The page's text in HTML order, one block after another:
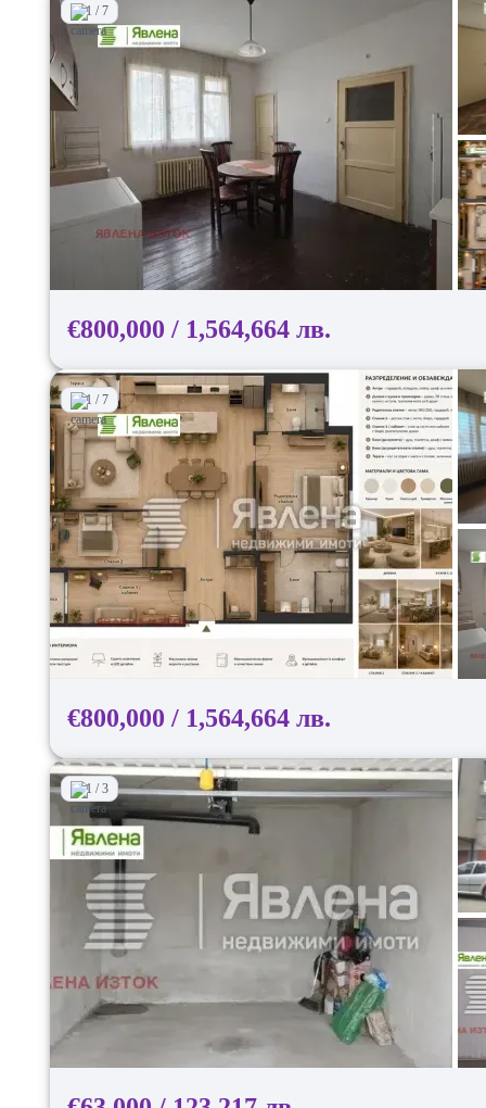
1 / 7
€800,000 / 1,564,664 лв.
1 / 7
€800,000 / 1,564,664 лв.
1 / 3